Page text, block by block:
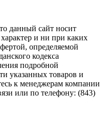
данный сайт носит
и ни при каких
определяемой
кодекса
подробной
указанных товаров и
к менеджерам компании
или по телефону: (843)